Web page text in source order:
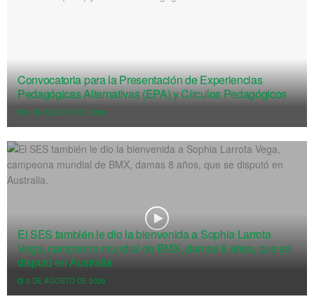
Convocatoria para la Presentación de Experiencias
Pedagógicas Alternativas (EPA) y Círculos Pedagógicos
8 DE AGOSTO DE 2026
El SES también le dio la bienvenida a Sophia Larrota
Vega, campeona mundial de BMX, damas 8 años, que se
disputó en Australia.
3 DE AGOSTO DE 2026